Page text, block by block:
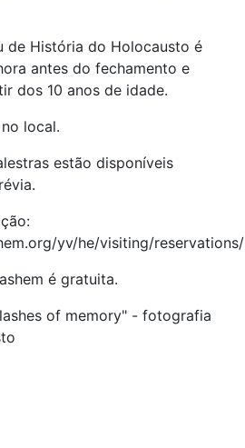
de História do Holocausto é
antes do fechamento e
dos 10 anos de idade.
local.
estão disponíveis
yv/he/visiting/
é gratuita.
of memory" - fotografia